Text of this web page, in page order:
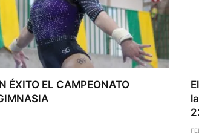
ÉXITO EL CAMPEONATO